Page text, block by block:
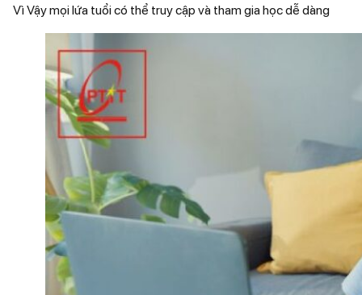
Vì Vậy mọi lứa tuổi có thể truy cập và tham gia học dễ dàng